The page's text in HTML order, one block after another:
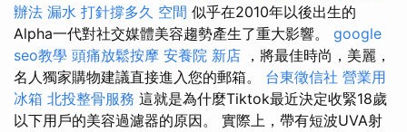
辦法 漏水 打針撐多久 空間 似乎在2010年以後出生的
Alpha一代對社交媒體美容趨勢產生了重大影響。 google
seo教學 頭痛放鬆按摩 安養院 新店 ，將最佳時尚，美麗，
名人獨家購物建議直接進入您的郵箱。 台東徵信社 營業用
冰箱 北投整骨服務 這就是為什麼Tiktok最近決定收緊18歲
以下用戶的美容過濾器的原因。 實際上，帶有短波UVA射